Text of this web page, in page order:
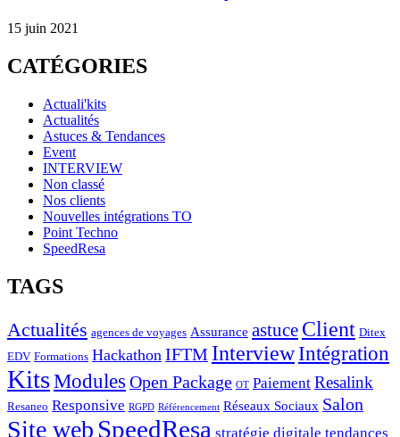
15 juin 2021
CATÉGORIES
Actuali'kits
Actualités
Astuces & Tendances
Event
INTERVIEW
Non classé
Nos clients
Nouvelles intégrations TO
Point Techno
SpeedResa
TAGS
Actualités agences de voyages Assurance astuce Client Ditex
EDV Formations Hackathon IFTM InterviewIntégration
KitsModules Open Package OT Paiement Resalink
Resaneo Responsive RGPD Référencement Réseaux Sociaux Salon
Site web SpeedResa stratégie digitale tendances